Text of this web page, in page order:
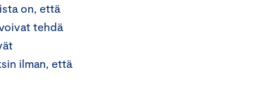
on, että
tehdä
ilman, että